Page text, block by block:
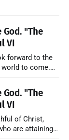
"The
VI
forward to the
to come.
"The
VI
of Christ,
are attaining